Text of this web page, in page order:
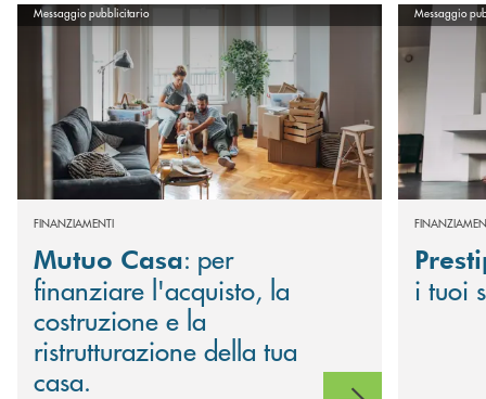
Scopri di più Mutuo Casa : per finanziare l'acquisto, la costruzione e la
Messaggio pubblicitario
FINANZIAMENTI
Mutuo Casa: per
finanziare l'acquisto, la
costruzione e la
ristrutturazione della tua
casa.
Scopri di
Messaggio
i tuoi